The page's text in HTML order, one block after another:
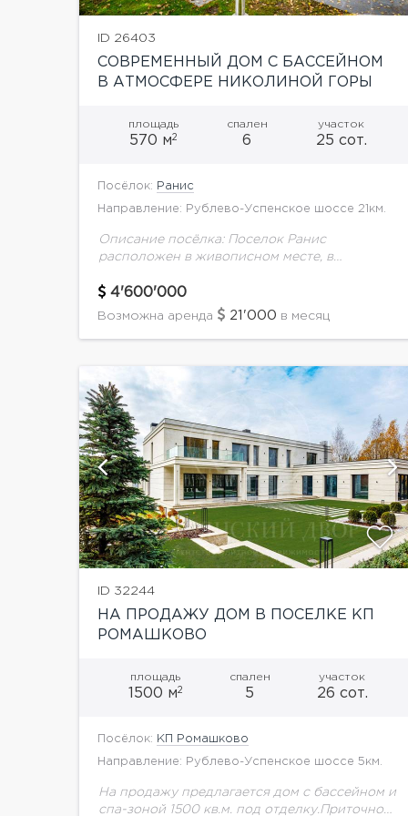
ID 26403
СОВРЕМЕННЫЙ ДОМ С БАССЕЙНОМ
В АТМОСФЕРЕ НИКОЛИНОЙ ГОРЫ
площадь
570 м2
спален
6
участок
25 сот.
Посёлок: Ранис
Направление: Рублево-Успенское шоссе 21км.
Описание посёлка: Поселок Ранис
расположен в живописном месте, в
Успенского шоссе. Это закрытый дачный
поселок с богатыми особняками,
площадь...
4'600'000
Возможна аренда 21'000 в месяц
ID 32244
НА ПРОДАЖУ ДОМ В ПОСЕЛКЕ КП
РОМАШКОВО
площадь
1500 м2
спален
5
участок
26 сот.
Посёлок: КП Ромашково
Направление: Рублево-Успенское шоссе 5км.
На продажу предлагается дом с бассейном и
спа-зоной 1500 кв.м. под отделку.Приточно-
показать ещё 89 фотографий